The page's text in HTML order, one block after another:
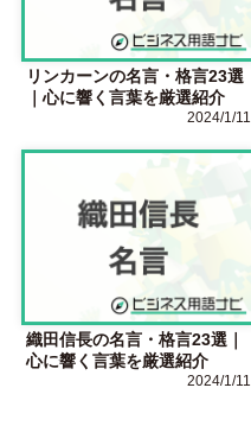
リンカーンの名言・格言23選
｜心に響く言葉を厳選紹介
2024/1/11
織田信長の名言・格言23選｜
心に響く言葉を厳選紹介
2024/1/11